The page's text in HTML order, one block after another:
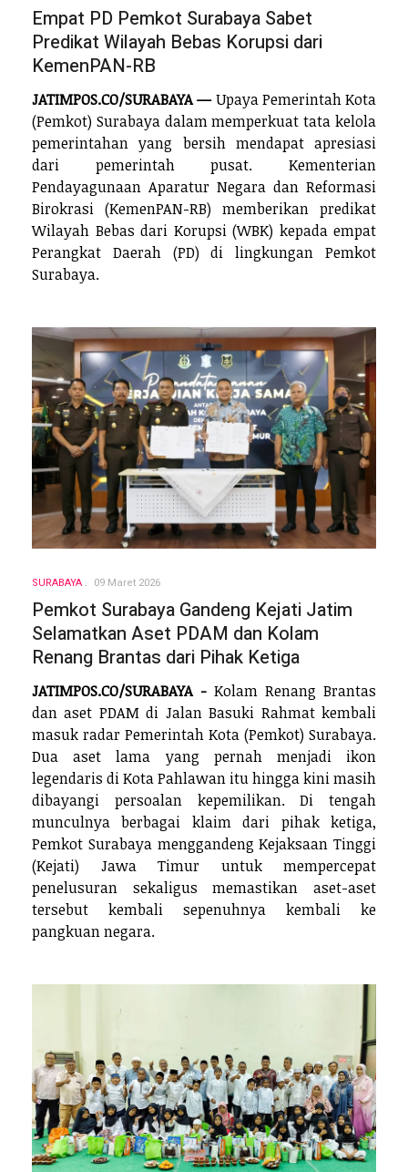
Empat PD Pemkot Surabaya Sabet
Predikat Wilayah Bebas Korupsi dari
KemenPAN-RB
JATIMPOS.CO/SURABAYA —Upaya Pemerintah Kota
(Pemkot) Surabaya dalam memperkuat tata kelola
pemerintahan yang bersih mendapat apresiasi
dari pemerintah pusat. Kementerian
Pendayagunaan Aparatur Negara dan Reformasi
Birokrasi (KemenPAN-RB) memberikan predikat
Wilayah Bebas dari Korupsi (WBK) kepada empat
Perangkat Daerah (PD) di lingkungan Pemkot
Surabaya.
SURABAYA 09 Maret 2026
Pemkot Surabaya Gandeng Kejati Jatim
Selamatkan Aset PDAM dan Kolam
Renang Brantas dari Pihak Ketiga
JATIMPOS.CO/SURABAYA - Kolam Renang Brantas
dan aset PDAM di Jalan Basuki Rahmat kembali
masuk radar Pemerintah Kota (Pemkot) Surabaya.
Dua aset lama yang pernah menjadi ikon
legendaris di Kota Pahlawan itu hingga kini masih
dibayangi persoalan kepemilikan. Di tengah
munculnya berbagai klaim dari pihak ketiga,
Pemkot Surabaya menggandeng Kejaksaan Tinggi
(Kejati) Jawa Timur untuk mempercepat
penelusuran sekaligus memastikan aset-aset
tersebut kembali sepenuhnya kembali ke
pangkuan negara.